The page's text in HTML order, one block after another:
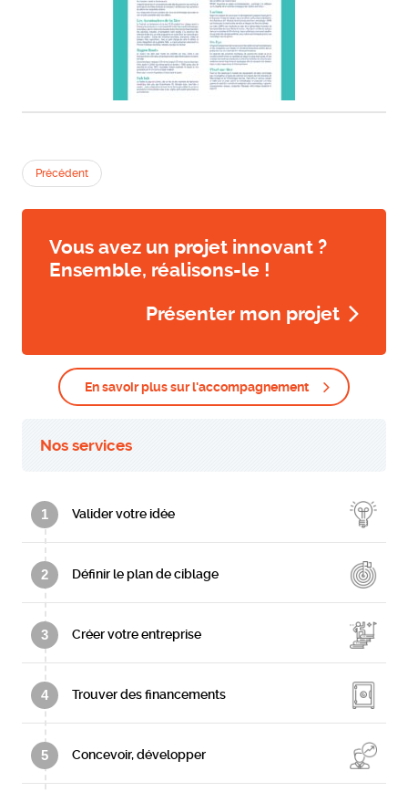
Précédent
Vous avez un projet innovant ?
Ensemble, réalisons-le !
Présenter mon projet
En savoir plus sur l'accompagnement
Nos services
1 Valider votre idée
2 Définir le plan de ciblage
3 Créer votre entreprise
4 Trouver des financements
5 Concevoir, développer